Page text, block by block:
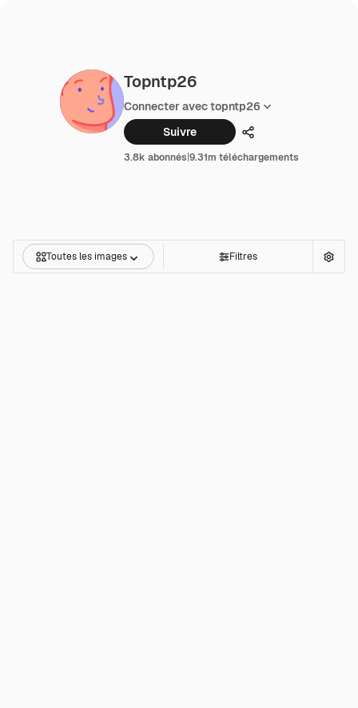
Topntp26
Connecter avec topntp26
Suivre
Partager
3.8k abonnés|9.31m téléchargements
Toutes les images Filtres